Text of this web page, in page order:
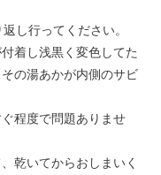
し行ってください。
着し浅黒く変色してた
の湯あかが内側のサビ
程度で問題ありませ
乾いてからおしまいく